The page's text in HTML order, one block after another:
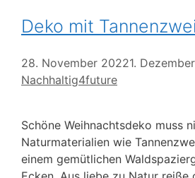
Deko mit
28. November 20221.
Nachhaltig4future
Schöne Weihnachtsdeko muss
Naturmaterialien wie
einem gemütlichen